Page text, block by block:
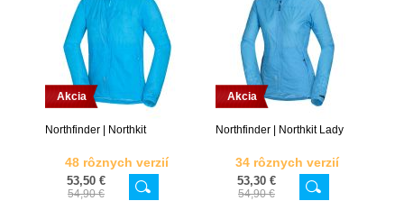
Akcia
Northfinder | Northkit
48 rôznych verzií
53,50 €
54,90 €
Akcia
Northfinder | Northkit Lady
34 rôznych verzií
53,30 €
54,90 €